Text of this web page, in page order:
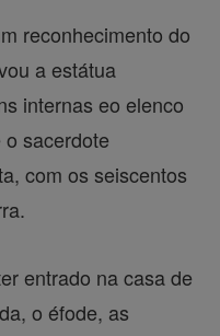
reconhecimento do
a estátua
internas eo elenco
sacerdote
com os seiscentos
entrado na casa de
o éfode, as